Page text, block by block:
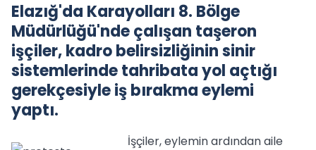
Elazığ'da Karayolları 8. Bölge
Müdürlüğü'nde çalışan taşeron
işçiler, kadro belirsizliğinin sinir
sistemlerinde tahribata yol açtığı
gerekçesiyle iş bırakma eylemi
yaptı.
İşçiler, eylemin ardından aile